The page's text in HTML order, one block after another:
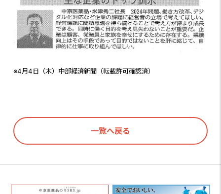
※4月4日（木）中部経済新聞（転載許可確認済）
一覧へ戻る